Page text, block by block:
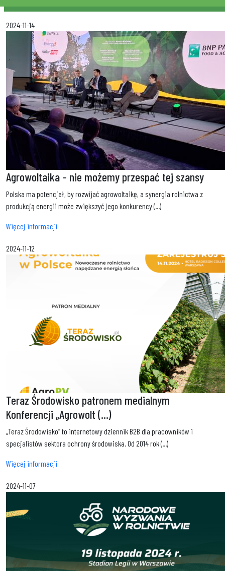
2024-11-14
Agrowoltaika – nie możemy przespać tej szansy
Polska ma potencjał, by rozwijać agrowoltaikę, a synergia rolnictwa z
produkcją energii może zwiększyć jego konkurency (...)
Więcej informacji
2024-11-12
Teraz Środowisko patronem medialnym
Konferencji „Agrowolt (...)
„Teraz Środowisko” to internetowy dziennik B2B dla pracowników i
specjalistów sektora ochrony środowiska. Od 2014 rok (...)
Więcej informacji
2024-11-07